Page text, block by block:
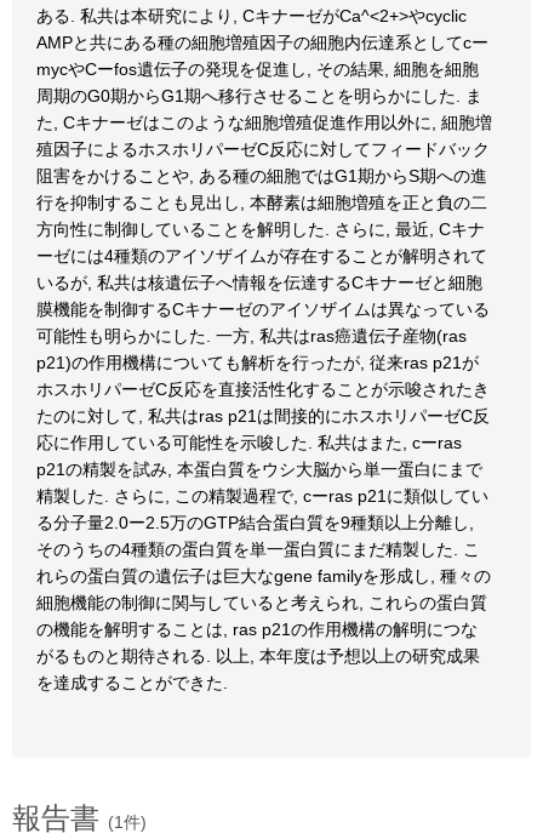
ある. 私共は本研究により, CキナーゼがCa^<2+>やcyclic
AMPと共にある種の細胞増殖因子の細胞内伝達系としてcー
mycやCーfos遺伝子の発現を促進し, その結果, 細胞を細胞
周期のG0期からG1期へ移行させることを明らかにした. ま
た, Cキナーゼはこのような細胞増殖促進作用以外に, 細胞増
殖因子によるホスホリパーゼC反応に対してフィードバック
阻害をかけることや, ある種の細胞ではG1期からS期への進
行を抑制することも見出し, 本酵素は細胞増殖を正と負の二
方向性に制御していることを解明した. さらに, 最近, Cキナ
ーゼには4種類のアイソザイムが存在することが解明されて
いるが, 私共は核遺伝子へ情報を伝達するCキナーゼと細胞
膜機能を制御するCキナーゼのアイソザイムは異なっている
可能性も明らかにした. 一方, 私共はras癌遺伝子産物(ras
p21)の作用機構についても解析を行ったが, 従来ras p21が
ホスホリパーゼC反応を直接活性化することが示唆されたき
たのに対して, 私共はras p21は間接的にホスホリパーゼC反
応に作用している可能性を示唆した. 私共はまた, cーras
p21の精製を試み, 本蛋白質をウシ大脳から単一蛋白にまで
精製した. さらに, この精製過程で, cーras p21に類似してい
る分子量2.0ー2.5万のGTP結合蛋白質を9種類以上分離し,
そのうちの4種類の蛋白質を単一蛋白質にまだ精製した. こ
れらの蛋白質の遺伝子は巨大なgene familyを形成し, 種々の
細胞機能の制御に関与していると考えられ, これらの蛋白質
の機能を解明することは, ras p21の作用機構の解明につな
がるものと期待される. 以上, 本年度は予想以上の研究成果
を達成することができた.
報告書 (1件)